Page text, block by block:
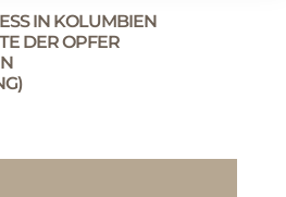
IN KOLUMBIEN
DER OPFER